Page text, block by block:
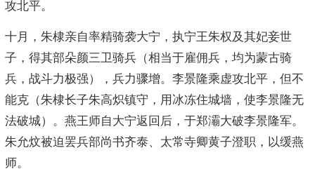
攻北平。
十月，朱棣亲自率精骑袭大宁，执宁王朱权及其妃妾世
子，得其部朵颜三卫骑兵（相当于雇佣兵，均为蒙古骑
兵，战斗力极强），兵力骤增。李景隆乘虚攻北平，但不
能克（朱棣长子朱高炽镇守，用冰冻住城墙，使李景隆无
法破城）。燕王师自大宁返回后，于郑灞大破李景隆军。
朱允炆被迫罢兵部尚书齐泰、太常寺卿黄子澄职，以缓燕
师。